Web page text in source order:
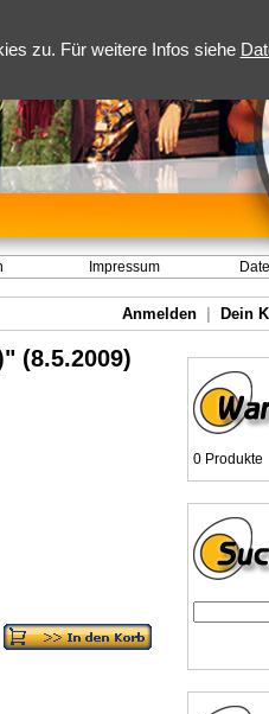
zu. Für weitere Infos siehe
Impressum
Anmelden Dein
(8.5.2009)
0 Produkte